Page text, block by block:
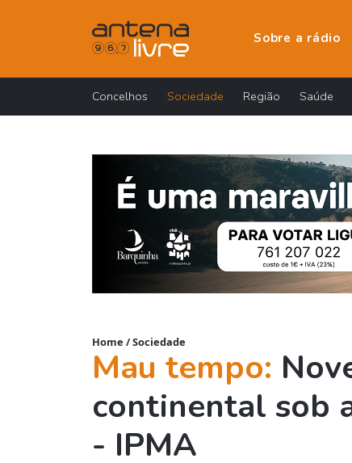
Sobre a rádio
Concelhos Sociedade Região Saúde
Home /Sociedade
Mau tempo:
continental sob
- IPMA